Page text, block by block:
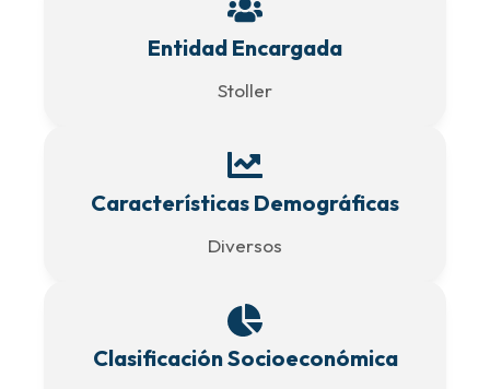
Entidad Encargada
Stoller
Características Demográficas
Diversos
Clasificación Socioeconómica